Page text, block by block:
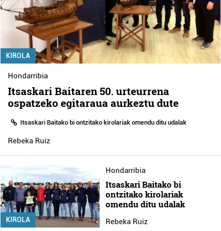
KIROLA
Hondarribia
Itsaskari Baitaren 50. urteurrena
ospatzeko egitaraua aurkeztu dute
Itsaskari Baitako bi ontzitako kirolariak omendu ditu udalak
Rebeka Ruiz
KIROLA
Hondarribia
Itsaskari Baitako bi
ontzitako kirolariak
omendu ditu udalak
Rebeka Ruiz